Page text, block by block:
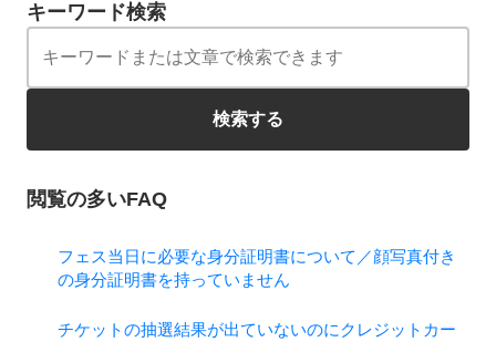
キーワード検索
検索する
閲覧の多いFAQ
フェス当日に必要な身分証明書について／顔写真付き
の身分証明書を持っていません
チケットの抽選結果が出ていないのにクレジットカー